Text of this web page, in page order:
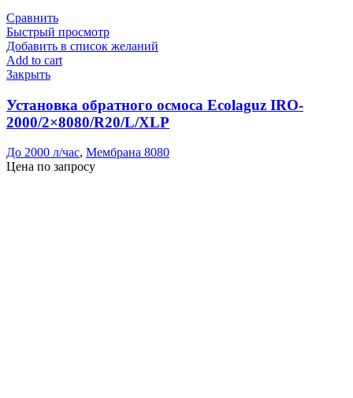
Сравнить
Быстрый просмотр
Добавить в список желаний
Add to cart
Закрыть
Установка обратного осмоса Ecolaguz IRO-
2000/2×8080/R20/L/XLP
До 2000 л/час, Мембрана 8080
Цена по запросу